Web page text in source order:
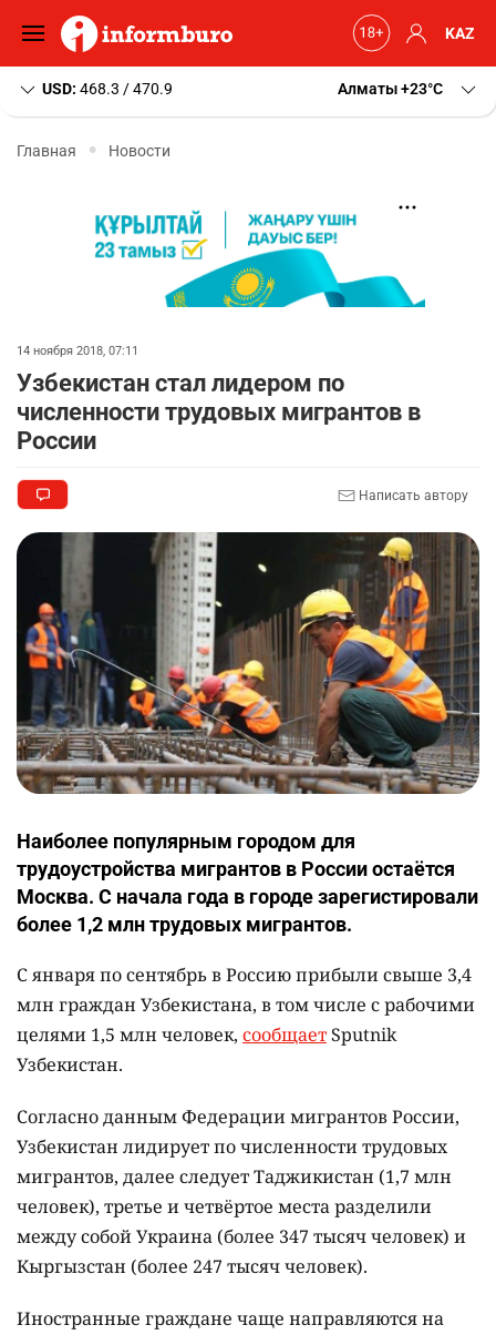
KAZ
USD: 468.3 / 470.9 Алматы+23 C
Главная Новости
14 ноября 2018, 07:11
Узбекистан стал лидером по
численности трудовых мигрантов в
России
Написать автору
Наиболее популярным городом для
трудоустройства мигрантов в России остаётся
Москва. С начала года в городе зарегистировали
более 1,2 млн трудовых мигрантов.
С января по сентябрь в Россию прибыли свыше 3,4
млн граждан Узбекистана, в том числе с рабочими
целями 1,5 млн человек, сообщаетSputnik
Узбекистан.
Согласно данным Федерации мигрантов России,
Узбекистан лидирует по численности трудовых
мигрантов, далее следует Таджикистан (1,7 млн
человек), третье и четвёртое места разделили
между собой Украина (более 347 тысяч человек) и
Кыргызстан (более 247 тысяч человек).
Иностранные граждане чаще направляются на